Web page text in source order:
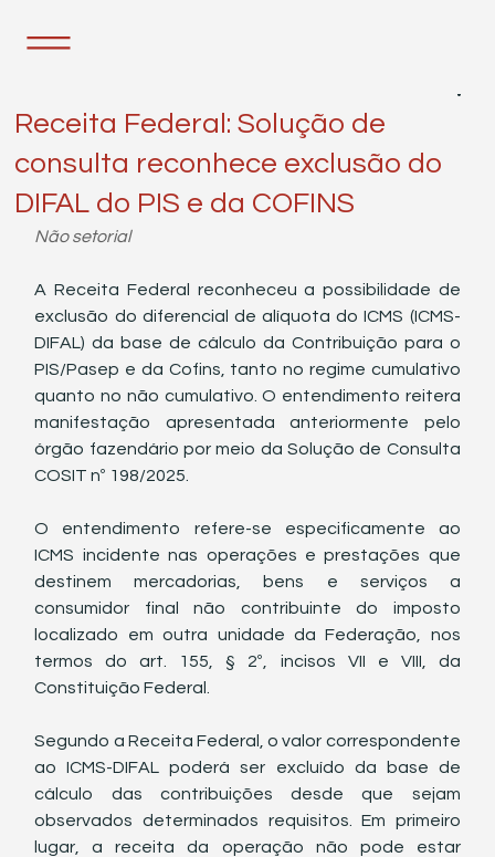
Receita Federal: Solução de
consulta reconhece exclusão do
DIFAL do PIS e da COFINS
Não setorial
A Receita Federal reconheceu a possibilidade de
exclusão do diferencial de alíquota do ICMS (ICMS-
DIFAL) da base de cálculo da Contribuição para o
PIS/Pasep e da Cofins, tanto no regime cumulativo
quanto no não cumulativo. O entendimento reitera
manifestação apresentada anteriormente pelo
órgão fazendário por meio da Solução de Consulta
COSIT nº 198/2025.
O entendimento refere-se especificamente ao
ICMS incidente nas operações e prestações que
destinem mercadorias, bens e serviços a
consumidor final não contribuinte do imposto
localizado em outra unidade da Federação, nos
termos do art. 155, § 2º, incisos VII e VIII, da
Constituição Federal.
Segundo a Receita Federal, o valor correspondente
ao ICMS-DIFAL poderá ser excluído da base de
cálculo das contribuições desde que sejam
observados determinados requisitos. Em primeiro
lugar, a receita da operação não pode estar